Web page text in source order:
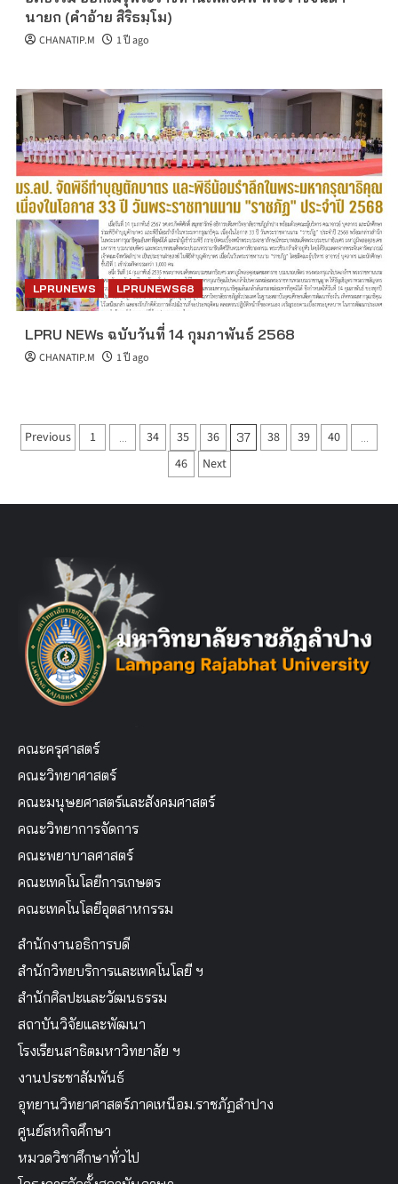
นายก (คำอ้าย สิริธมฺโม)
CHANATIP.M 1 ปี ago
LPRUNEWS LPRUNEWS68
LPRU NEWs ฉบับวันที่ 14 กุมภาพันธ์ 2568
CHANATIP.M 1 ปี ago
Posts
Previous 1 … 34 35 36 37 38 39 40 …
46 Next
คณะครุศาสตร์
คณะวิทยาศาสตร์
คณะมนุษยศาสตร์และสังคมศาสตร์
คณะวิทยาการจัดการ
คณะพยาบาลศาสตร์
คณะเทคโนโลยีการเกษตร
คณะเทคโนโลยีอุตสาหกรรม
สำนักงานอธิการบดี
สำนักวิทยบริการและเทคโนโลยี ฯ
สำนักศิลปะและวัฒนธรรม
สถาบันวิจัยและพัฒนา
โรงเรียนสาธิตมหาวิทยาลัย ฯ
งานประชาสัมพันธ์
อุทยานวิทยาศาสตร์ภาคเหนือม.ราชภัฏลำปาง
ศูนย์สหกิจศึกษา
หมวดวิชาศึกษาทั่วไป